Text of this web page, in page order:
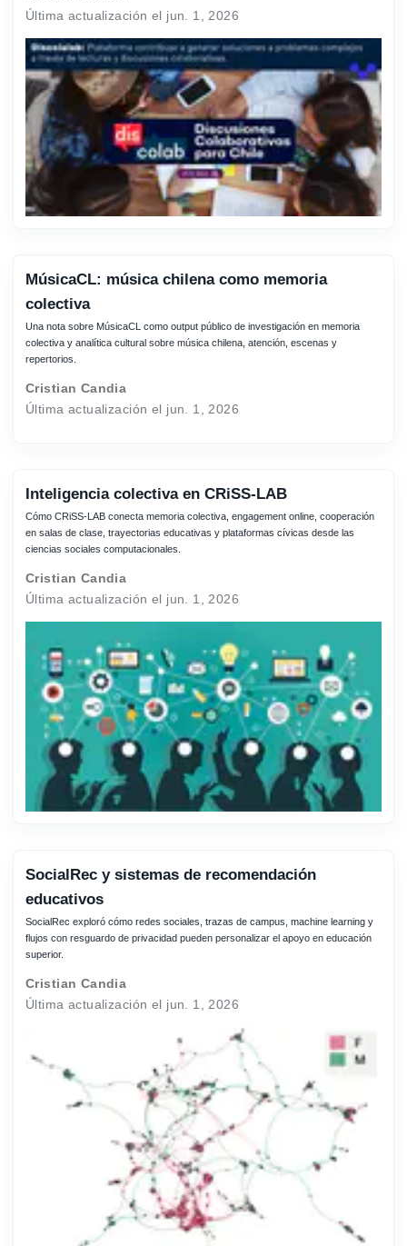
Última actualización el jun. 1, 2026
MúsicaCL: música chilena como memoria
colectiva
Una nota sobre MúsicaCL como output público de investigación en memoria
colectiva y analítica cultural sobre música chilena, atención, escenas y
repertorios.
Cristian Candia
Última actualización el jun. 1, 2026
Inteligencia colectiva en CRiSS-LAB
Cómo CRiSS-LAB conecta memoria colectiva, engagement online, cooperación
en salas de clase, trayectorias educativas y plataformas cívicas desde las
ciencias sociales computacionales.
Cristian Candia
Última actualización el jun. 1, 2026
SocialRec y sistemas de recomendación
educativos
SocialRec exploró cómo redes sociales, trazas de campus, machine learning y
flujos con resguardo de privacidad pueden personalizar el apoyo en educación
superior.
Cristian Candia
Última actualización el jun. 1, 2026